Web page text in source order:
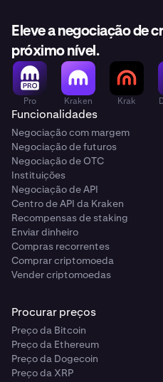
Eleve a negociação de
próximo nível.
Pro Kraken Krak
Funcionalidades
Negociação com margem
Negociação de futuros
Negociação de OTC
Instituições
Negociação de API
Centro de API da Kraken
Recompensas de staking
Enviar dinheiro
Compras recorrentes
Comprar criptomoeda
Vender criptomoedas
Procurar preços
Preço da Bitcoin
Preço da Ethereum
Preço da Dogecoin
Preço da XRP